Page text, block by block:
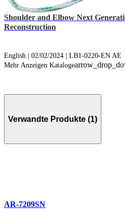
Shoulder and Elbow Next
Reconstruction
English | 02/02/2024 | LB1-0220-EN AE
Mehr Anzeigen Kataloge
Verwandte Produkte (1)
AR-7209SN